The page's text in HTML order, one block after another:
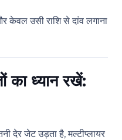
केवल उसी राशि से दांव लगाना
का ध्यान रखें:
देर जेट उड़ता है, मल्टीप्लायर